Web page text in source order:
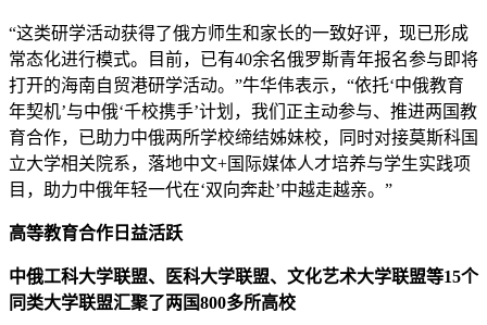
“这类研学活动获得了俄方师生和家长的一致好评，现已形成
常态化进行模式。目前，已有40余名俄罗斯青年报名参与即将
打开的海南自贸港研学活动。”牛华伟表示，“依托‘中俄教育
年契机’与中俄‘千校携手’计划，我们正主动参与、推进两国教
育合作，已助力中俄两所学校缔结姊妹校，同时对接莫斯科国
立大学相关院系，落地中文+国际媒体人才培养与学生实践项
目，助力中俄年轻一代在‘双向奔赴’中越走越亲。”
高等教育合作日益活跃
中俄工科大学联盟、医科大学联盟、文化艺术大学联盟等15个
同类大学联盟汇聚了两国800多所高校